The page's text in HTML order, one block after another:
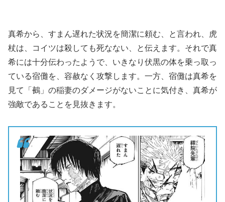
真希から、すまん遅れた状況を簡潔に頼む、と言われ、虎
杖は、コイツは殺しても死なない、と伝えます。それで真
希には十分伝わったようで、いきなり伏黒の体を乗っ取っ
ている宿儺を、容赦なく攻撃します。一方、宿儺は真希を
見て「鵺」の稲妻のダメージがないことに気付き、真希が
強敵であることを見抜きます。